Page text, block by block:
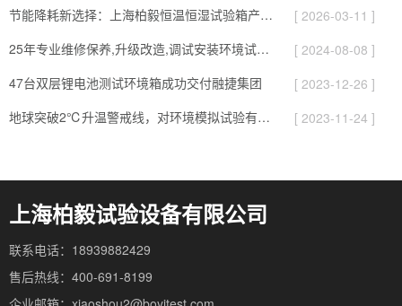
节能降耗新选择：上海柏毅恒温恒湿试验箱产品与应用亮点
[ 2026-03-11 ]
25年专业维修保养,升级改造,调试安装环境试验设备
[ 2024-08-08 ]
47台双层锂电池测试环境箱成功交付融捷集团
[ 2023-12-26 ]
地球突破2℃升温警戒线，对环境模拟试验有哪些影响
[ 2023-11-24 ]
上海柏毅试验设备有限公司
联系电话：18939882429
售后热线：400-691-8199